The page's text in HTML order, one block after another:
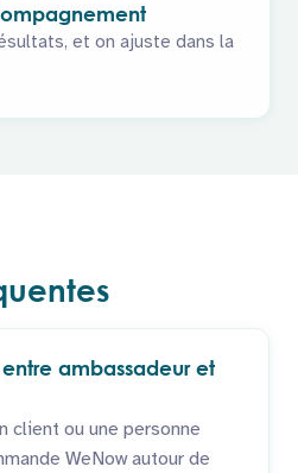
et on ajuste dans la
ambassadeur et
client ou une personne
WeNow autour de